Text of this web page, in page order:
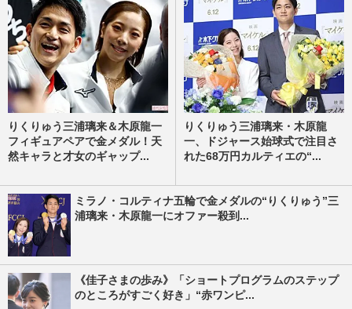
りくりゅう三浦璃来＆木原龍一
フィギュアペアで金メダル！天
然キャラと才女のギャップ...
りくりゅう三浦璃来・木原龍
一、ドジャース始球式で注目さ
れた68万円カルティエの“...
ミラノ・コルティナ五輪で金メダルの“りくりゅう”三
浦璃来・木原龍一にオファー殺到...
《佳子さまの歩み》「ショートプログラムのステップ
のところがすごく好き」“赤ワンピ...